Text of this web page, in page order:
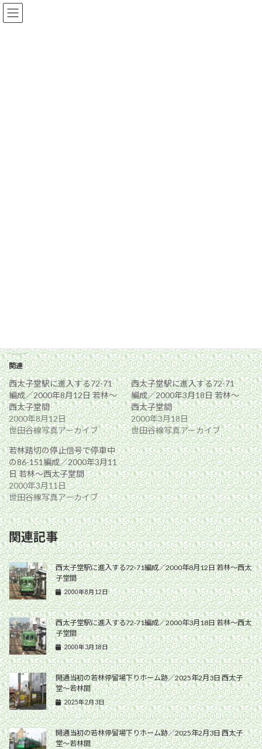
コ
ン
ナ
ビ
関連
西太子堂駅に進入する72-71
編成／2000年8月12日 若林〜
西太子堂間
2000年8月12日
世田谷線写真アーカイブ
西太子堂駅に進入する72-71
編成／2000年3月18日 若林〜
西太子堂間
2000年3月18日
世田谷線写真アーカイブ
若林踏切の停止信号で停車中
の86-151編成／2000年3月11
日 若林〜西太子堂間
2000年3月11日
世田谷線写真アーカイブ
関連記事
西太子堂駅に進入する72-71編成／2000年8月12日 若林〜西太
子堂間
2000年8月12日
西太子堂駅に進入する72-71編成／2000年3月18日 若林〜西太
子堂間
2000年3月18日
開通当初の若林停留場下りホーム跡／2025年2月3日 西太子
堂〜若林間
2025年2月3日
開通当初の若林停留場下りホーム跡／2025年2月3日 西太子
堂〜若林間